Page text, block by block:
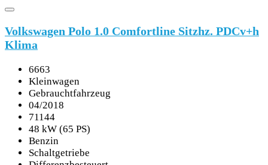
Volkswagen Polo 1.0 Comfortline Sitzhz. PDCv+h
Klima
6663
Kleinwagen
Gebrauchtfahrzeug
04/2018
71144
48 kW (65 PS)
Benzin
Schaltgetriebe